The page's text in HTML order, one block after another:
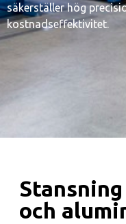
säkerställer hög
kostnadseffektivitet.
och